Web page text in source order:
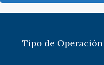
Tipo de Operación